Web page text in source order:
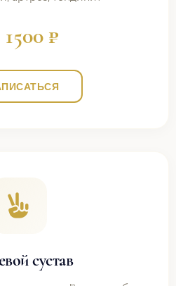
₽
сустав